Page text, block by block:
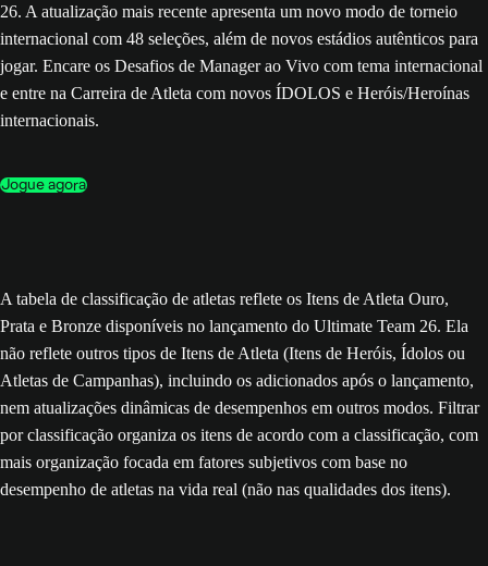
26. A atualização mais recente apresenta um novo modo de torneio
internacional com 48 seleções, além de novos estádios autênticos para
jogar. Encare os Desafios de Manager ao Vivo com tema internacional
e entre na Carreira de Atleta com novos ÍDOLOS e Heróis/Heroínas
internacionais.
Jogue agora
A tabela de classificação de atletas reflete os Itens de Atleta Ouro,
Prata e Bronze disponíveis no lançamento do Ultimate Team 26. Ela
não reflete outros tipos de Itens de Atleta (Itens de Heróis, Ídolos ou
Atletas de Campanhas), incluindo os adicionados após o lançamento,
nem atualizações dinâmicas de desempenhos em outros modos. Filtrar
por classificação organiza os itens de acordo com a classificação, com
mais organização focada em fatores subjetivos com base no
desempenho de atletas na vida real (não nas qualidades dos itens).